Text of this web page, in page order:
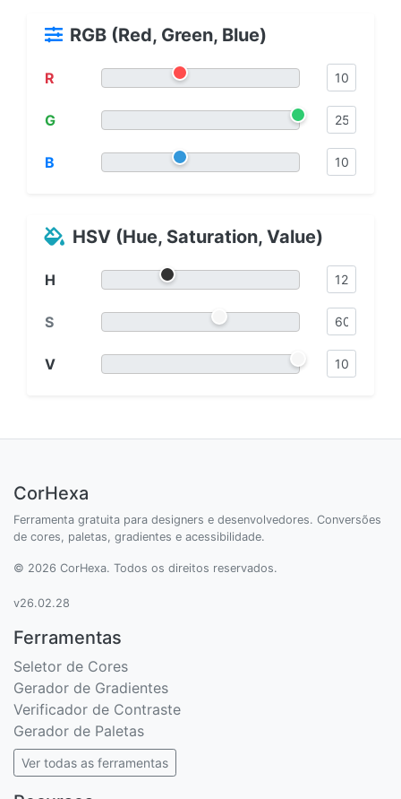
RGB (Red, Green, Blue)
R
G
B
HSV (Hue, Saturation, Value)
H
S
V
CorHexa
Ferramenta gratuita para designers e desenvolvedores. Conversões
de cores, paletas, gradientes e acessibilidade.
© 2026 CorHexa. Todos os direitos reservados.
v26.02.28
Ferramentas
Seletor de Cores
Gerador de Gradientes
Verificador de Contraste
Gerador de Paletas
Ver todas as ferramentas